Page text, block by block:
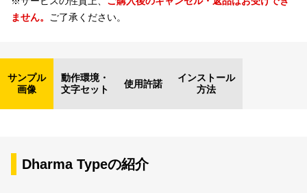
ません。 ご了承ください。
サンプル
画像
動作環境・
文字セット
使用許諾
インストール
方法
Dharma Typeの紹介